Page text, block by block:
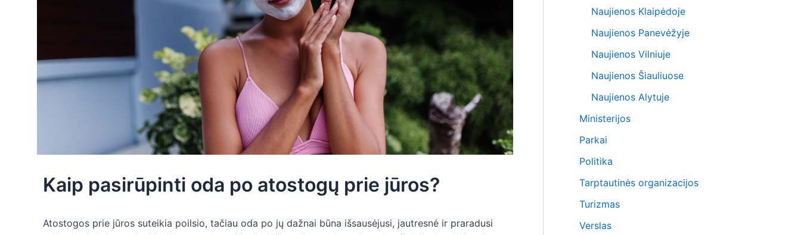
Kaip pasirūpinti oda po atostogų prie jūros?
Atostogos prie jūros suteikia poilsio, tačiau oda po jų dažnai būna išsausėjusi, jautresnė ir praradusi
Naujienos Klaipėdoje
Naujienos Panevėžyje
Naujienos Vilniuje
Naujienos Šiauliuose
Naujienos Alytuje
Ministerijos
Parkai
Politika
Tarptautinės organizacijos
Turizmas
Verslas